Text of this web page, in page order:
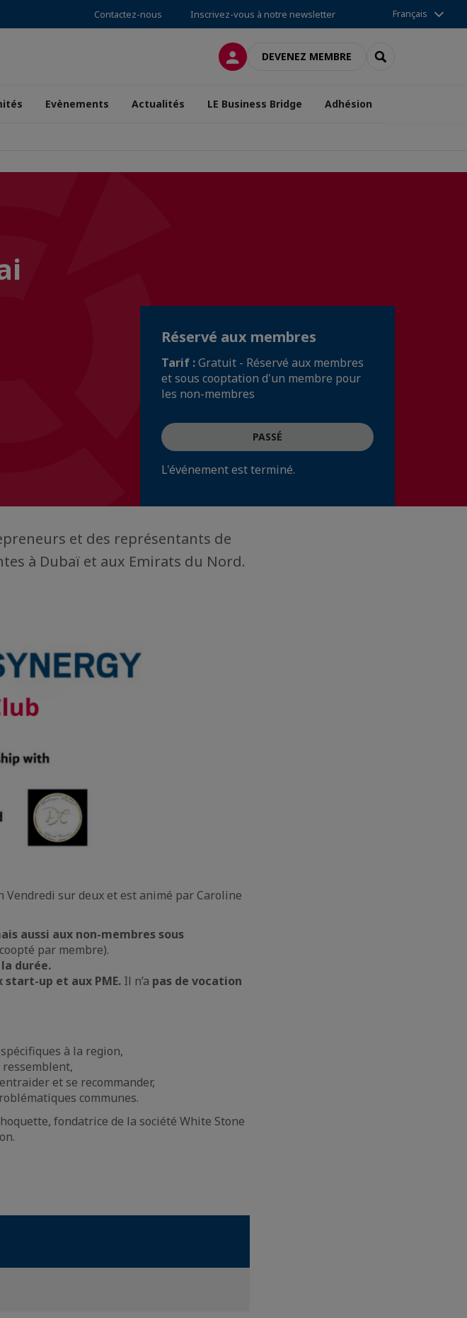
Contactez-nous Inscrivez-vous à notre newsletter Français
CONNEXIONDEVENEZ MEMBRE RECHERCHER
Evènements Actualités LE Business Bridge Adhésion
Réservé aux membres
Tarif :Gratuit - Réservé aux membres
et sous cooptation d'un membre pour
les non-membres
PASSÉ
L'événement est terminé.
et des représentants de
à Dubaï et aux Emirats du Nord.
Vendredi sur deux et est animé par Caroline
aussi aux non-membres sous
par membre).
durée.
up et aux PME. Il n’a pas de vocation
à la region,
et se recommander,
communes.
fondatrice de la société White Stone